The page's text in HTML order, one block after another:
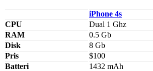
iPhone 4s
CPU
Dual 1 Ghz
RAM
0.5 Gb
Disk
8 Gb
Pris
$100
Batteri
1432 mAh